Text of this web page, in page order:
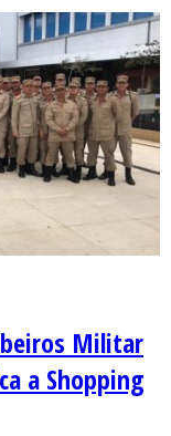
Militar
a Shopping